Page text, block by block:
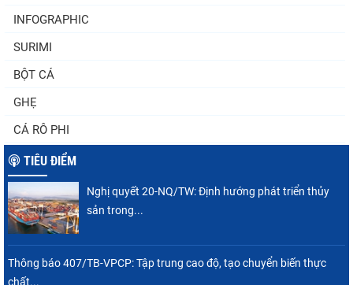
INFOGRAPHIC
SURIMI
BỘT CÁ
GHẸ
CÁ RÔ PHI
TIÊU ĐIỂM
Nghị quyết 20-NQ/TW: Định hướng phát triển thủy
sản trong...
Thông báo 407/TB-VPCP: Tập trung cao độ, tạo chuyển biến thực
chất...